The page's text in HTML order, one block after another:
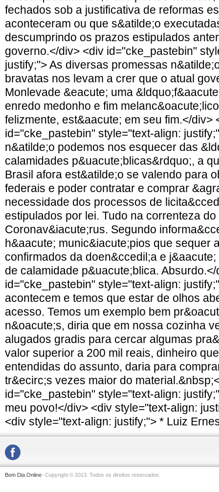
fechados sob a justificativa de reformas
aconteceram ou que s&atilde;o
descumprindo os prazos estipulados
governo.</div> <div id="cke_pastebin"
justify;"> As diversas promessas
bravatas nos levam a crer que o atual
Monlevade &eacute; uma
enredo medonho e fim
felizmente, est&aacute; em seu fim.</div>
id="cke_pastebin" style="text-align:
n&atilde;o podemos nos esquecer das
calamidades p&uacute;blicas&rdquo;, a
Brasil afora est&atilde;o se valendo para
federais e poder contratar e comprar
necessidade dos processos de
estipulados por lei. Tudo na correnteza
Coronav&iacute;rus. Segundo
h&aacute; munic&iacute;pios que sequer
confirmados da doen&ccedil;a e
de calamidade p&uacute;blica.
id="cke_pastebin" style="text-align:
acontecem e temos que estar de olhos
acesso. Temos um exemplo bem
n&oacute;s, diria que em nossa cozinha
alugados gradis para cercar algumas
valor superior a 200 mil reais, dinheiro
entendidas do assunto, daria para
tr&ecirc;s vezes maior do
id="cke_pastebin" style="text-align:
meu povo!</div> <div style="text-align:
<div style="text-align: justify;"> * Luiz
Bom Dia Online- Copyright © 2013. Todos os direitos reservados.